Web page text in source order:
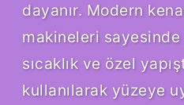
dayanır. Modern
makineleri
sıcaklık ve özel
kullanılarak yüzeye